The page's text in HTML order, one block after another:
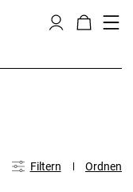
Filtern Ordnen